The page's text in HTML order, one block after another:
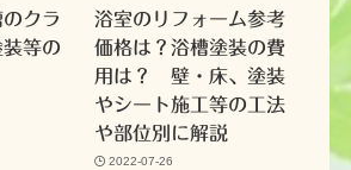
クラ
等の
浴室のリフォーム参考
価格は？浴槽塗装の費
用は？ 壁・床、塗装
やシート施工等の工法
や部位別に解説
2022-07-26